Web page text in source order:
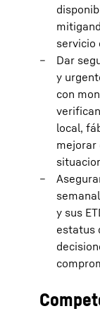
servicio
Dar
y
con
local,
mejorar
y sus
estatus